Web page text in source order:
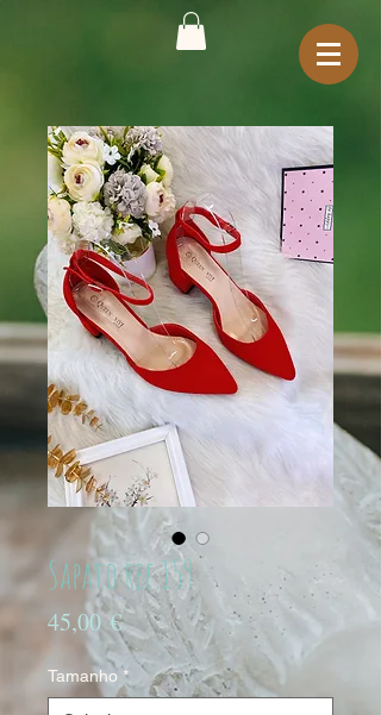
Sapato ref.159
45,00 €Preço
Tamanho *